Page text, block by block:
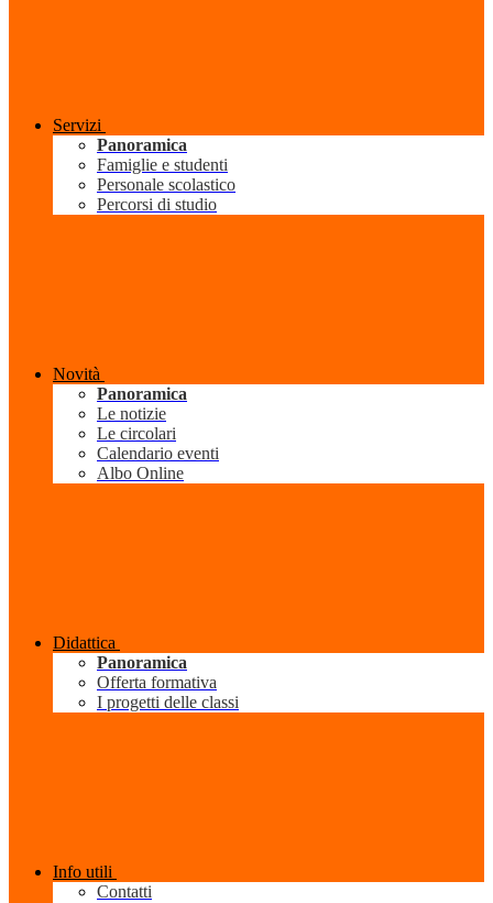
Servizi
Panoramica
Famiglie e studenti
Personale scolastico
Percorsi di studio
Novità
Panoramica
Le notizie
Le circolari
Calendario eventi
Albo Online
Didattica
Panoramica
Offerta formativa
I progetti delle classi
Info utili
Contatti